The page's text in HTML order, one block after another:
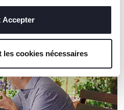
au service demandé.
Accepter
les cookies nécessaires